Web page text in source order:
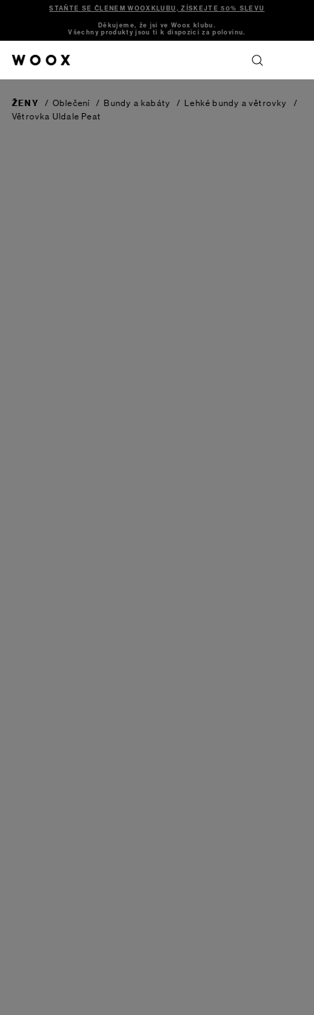
STAŇTE SE ČLENEM WOOXKLUBU, ZÍSKEJTE 50% SLEVU
Děkujeme, že jsi ve Woox klubu.
Všechny produkty jsou ti k dispozici za polovinu.
ŽENY / Oblečení / Bundy a kabáty / Lehké bundy a větrovky
/
Větrovka Uldale Peat